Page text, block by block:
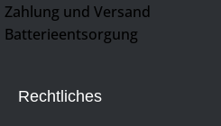
Zahlung und Versand
Batterieentsorgung
Rechtliches